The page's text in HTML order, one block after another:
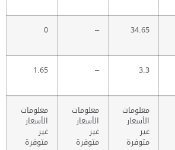
34.65
–
0
3.3
–
1.65
معلومات
الأسعار
غير
متوفرة
معلومات
الأسعار
غير
متوفرة
معلومات
الأسعار
غير
متوفرة